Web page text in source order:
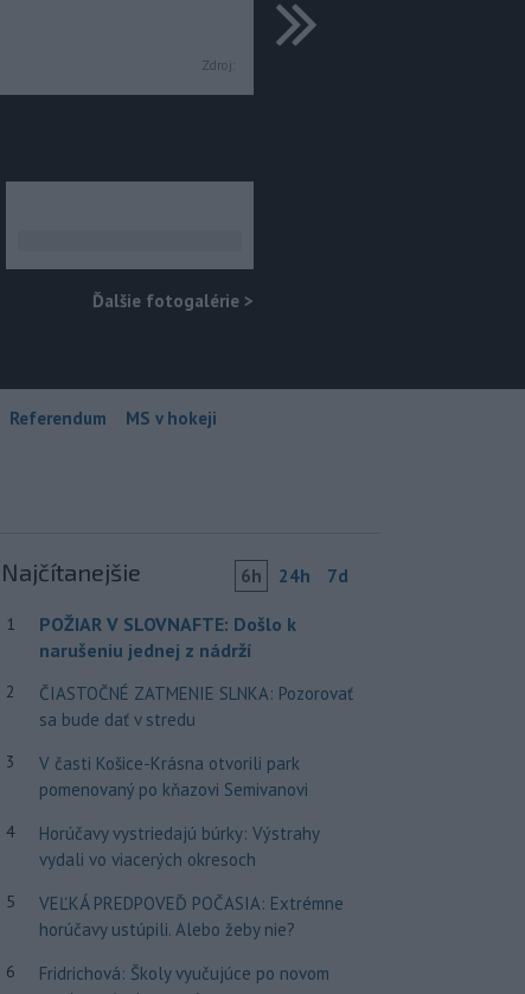
Zdroj:
Ďalšie fotogalérie >
Referendum MS v hokeji
Najčítanejšie 6h 24h 7d
1
POŽIAR V SLOVNAFTE: Došlo k
narušeniu jednej z nádrží
2
ČIASTOČNÉ ZATMENIE SLNKA: Pozorovať
sa bude dať v stredu
3
V časti Košice-Krásna otvorili park
pomenovaný po kňazovi Semivanovi
4
Horúčavy vystriedajú búrky: Výstrahy
vydali vo viacerých okresoch
5
VEĽKÁ PREDPOVEĎ POČASIA: Extrémne
horúčavy ustúpili. Alebo žeby nie?
6
Fridrichová: Školy vyučujúce po novom